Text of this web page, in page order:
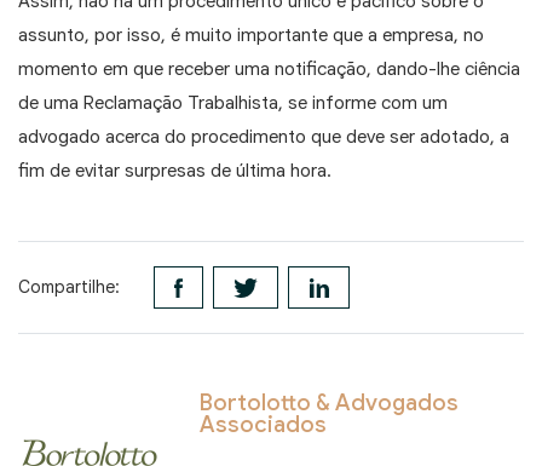
assunto, por isso, é muito importante que a empresa, no
momento em que receber uma notificação, dando-lhe ciência
de uma Reclamação Trabalhista, se informe com um
advogado acerca do procedimento que deve ser adotado, a
fim de evitar surpresas de última hora.
Compartilhe:
Bortolotto & Advogados
Associados